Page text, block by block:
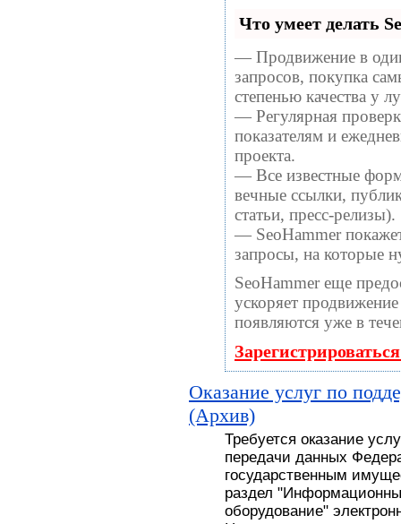
Что умеет делать
— Продвижение в
запросов, покупка
степенью качества у
— Регулярная
показателям и
проекта.
— Все известные
вечные ссылки,
статьи, пресс-релизы).
— SeoHammer
запросы, на которые
SeoHammer еще
ускоряет
появляются уже в
Оказание услуг по
(Архив)
Требуется оказание
передачи данных
государственным
раздел
оборудование"